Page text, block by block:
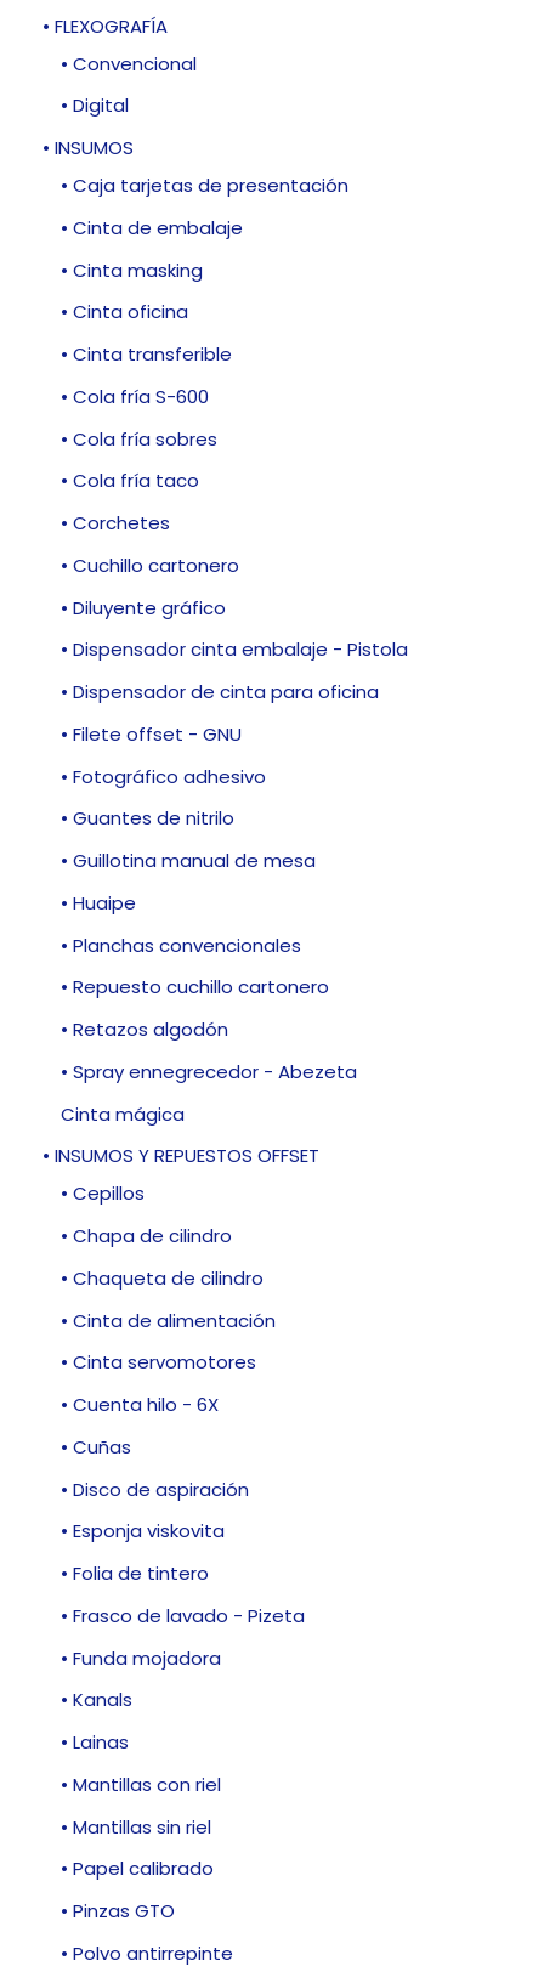
• FLEXOGRAFÍA
• Convencional
• Digital
• INSUMOS
• Caja tarjetas de presentación
• Cinta de embalaje
• Cinta masking
• Cinta oficina
• Cinta transferible
• Cola fría S-600
• Cola fría sobres
• Cola fría taco
• Corchetes
• Cuchillo cartonero
• Diluyente gráfico
• Dispensador cinta embalaje - Pistola
• Dispensador de cinta para oficina
• Filete offset - GNU
• Fotográfico adhesivo
• Guantes de nitrilo
• Guillotina manual de mesa
• Huaipe
• Planchas convencionales
• Repuesto cuchillo cartonero
• Retazos algodón
• Spray ennegrecedor - Abezeta
Cinta mágica
• INSUMOS Y REPUESTOS OFFSET
• Cepillos
• Chapa de cilindro
• Chaqueta de cilindro
• Cinta de alimentación
• Cinta servomotores
• Cuenta hilo - 6X
• Cuñas
• Disco de aspiración
• Esponja viskovita
• Folia de tintero
• Frasco de lavado - Pizeta
• Funda mojadora
• Kanals
• Lainas
• Mantillas con riel
• Mantillas sin riel
• Papel calibrado
• Pinzas GTO
• Polvo antirrepinte